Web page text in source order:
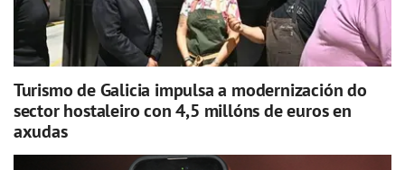
Turismo de Galicia impulsa a modernización do
sector hostaleiro con 4,5 millóns de euros en
axudas